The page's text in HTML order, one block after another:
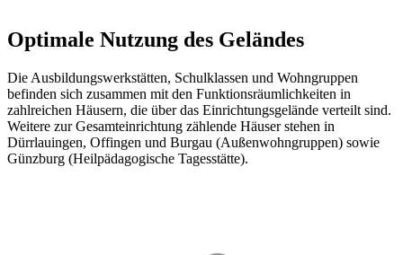
Optimale Nutzung des Geländes
Die Ausbildungswerkstätten, Schulklassen und Wohngruppen
befinden sich zusammen mit den Funktionsräumlichkeiten in
zahlreichen Häusern, die über das Einrichtungsgelände verteilt sind.
Weitere zur Gesamteinrichtung zählende Häuser stehen in
Dürrlauingen, Offingen und Burgau (Außenwohngruppen) sowie
Günzburg (Heilpädagogische Tagesstätte).